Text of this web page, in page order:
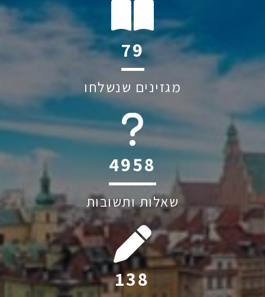
125
מגזינים שנשלחו
6045
שאלות ותשובות
219